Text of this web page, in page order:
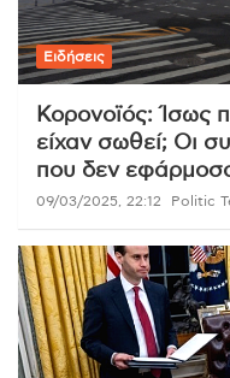
Ειδήσεις
Κορονοϊός: Ίσως
είχαν σωθεί; Οι
που δεν
09/03/2025, 22:12 Politic